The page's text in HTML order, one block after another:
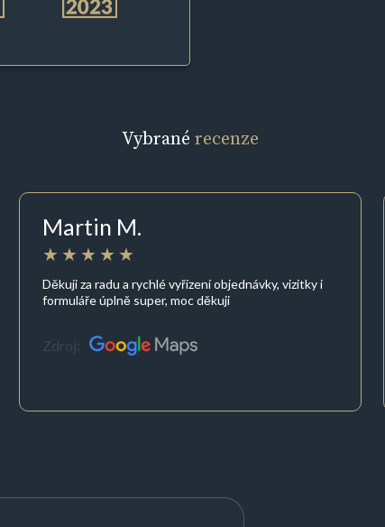
Vybrané recenze
Martin M.
Děkuji za radu a rychlé vyřízení objednávky, vizitky i
formuláře úplně super, moc děkuji
Zdroj: